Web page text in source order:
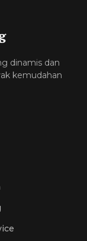
dinamis dan
kemudahan